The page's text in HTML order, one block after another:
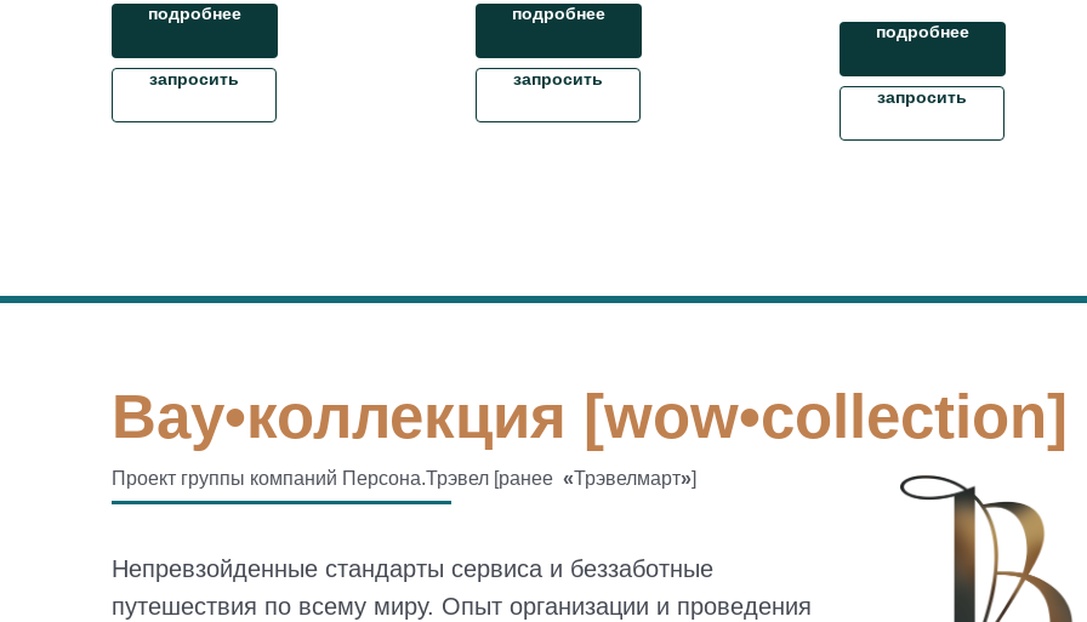
подробнее
запросить
подробнее
запросить
подробнее
запросить
Вау•коллекция [wow•collection]
Проект группы компаний Персона.Трэвел [ранее «Трэвелмарт»]
Непревзойденные стандарты сервиса и беззаботные
путешествия по всему миру. Опыт организации и проведения